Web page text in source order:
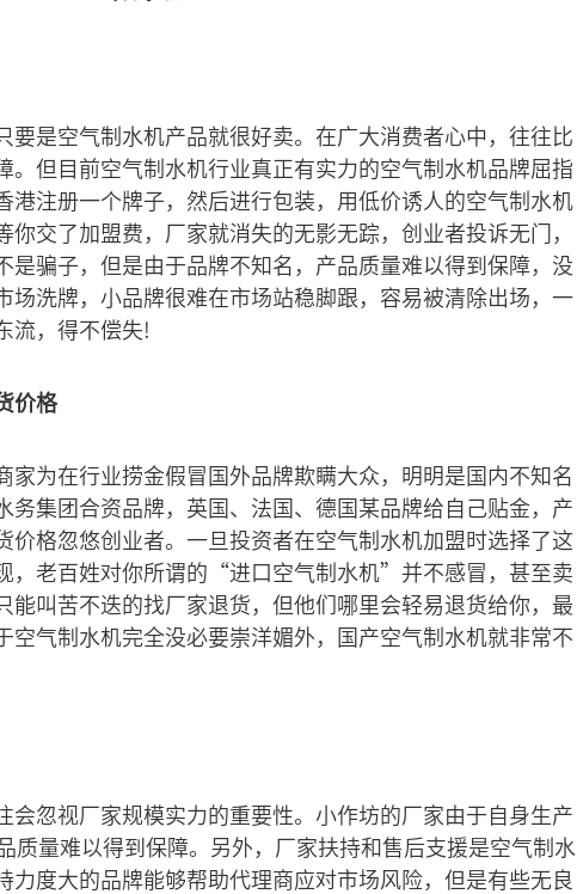
要是空气制水机产品就很好卖。在广大消费者心中，往往比
但目前空气制水机行业真正有实力的空气制水机品牌屈指
注册一个牌子，然后进行包装，用低价诱人的空气制水机
交了加盟费，厂家就消失的无影无踪，创业者投诉无门，
骗子，但是由于品牌不知名，产品质量难以得到保障，没
洗牌，小品牌很难在市场站稳脚跟，容易被清除出场，一
流，得不偿失!
价格
为在行业捞金假冒国外品牌欺瞒大众，明明是国内不知名
集团合资品牌，英国、法国、德国某品牌给自己贴金，产
格忽悠创业者。一旦投资者在空气制水机加盟时选择了这
，老百姓对你所谓的“进口空气制水机”并不感冒，甚至卖
叫苦不迭的找厂家退货，但他们哪里会轻易退货给你，最
气制水机完全没必要崇洋媚外，国产空气制水机就非常不
忽视厂家规模实力的重要性。小作坊的厂家由于自身生产
质量难以得到保障。另外，厂家扶持和售后支援是空气制水
度大的品牌能够帮助代理商应对市场风险，但是有些无良